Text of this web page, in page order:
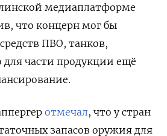
медиаплатформе
что концерн мог бы
ПВО, танков,
для части продукции ещё
отмечал, что у стран
запасов оружия для